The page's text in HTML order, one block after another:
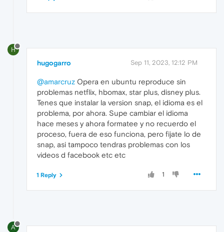
H
hugogarro Sep 11, 2023, 12:12 PM
@amarcruz Opera en ubuntu reproduce sin
problemas netflix, hbomax, star plus, disney plus.
Tenes que instalar la version snap, el idioma es el
problema, por ahora. Supe cambiar el idioma
hace meses y ahora formatee y no recuerdo el
proceso, fuera de eso funciona, pero fijate lo de
snap, asi tampoco tendras problemas con los
videos d facebook etc etc
1
1 Reply
A